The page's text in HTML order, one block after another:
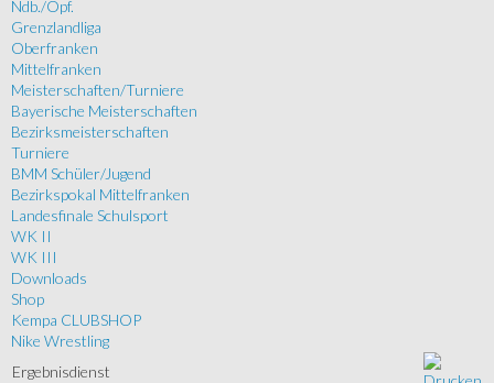
Ndb./Opf.
Grenzlandliga
Oberfranken
Mittelfranken
Meisterschaften/Turniere
Bayerische Meisterschaften
Bezirksmeisterschaften
Turniere
BMM Schüler/Jugend
Bezirkspokal Mittelfranken
Landesfinale Schulsport
WK II
WK III
Downloads
Shop
Kempa CLUBSHOP
Nike Wrestling
Ergebnisdienst